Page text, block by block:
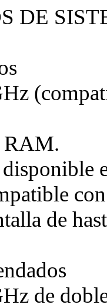
DE
RAM.
de
de